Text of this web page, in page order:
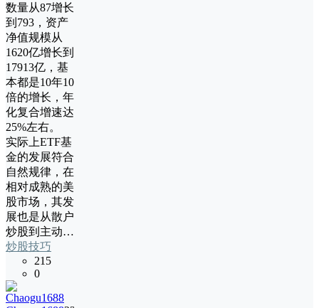
数量从87增长
到793，资产
净值规模从
1620亿增长到
17913亿，基
本都是10年10
倍的增长，年
化复合增速达
25%左右。
实际上ETF基
金的发展符合
自然规律，在
相对成熟的美
股市场，其发
展也是从散户
炒股到主动…
炒股技巧
215
0